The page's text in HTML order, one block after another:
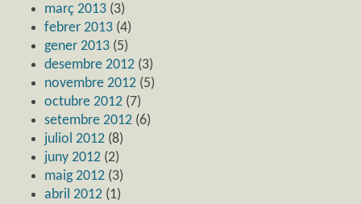
març 2013 (3)
febrer 2013 (4)
gener 2013 (5)
desembre 2012 (3)
novembre 2012 (5)
octubre 2012 (7)
setembre 2012 (6)
juliol 2012 (8)
juny 2012 (2)
maig 2012 (3)
abril 2012 (1)